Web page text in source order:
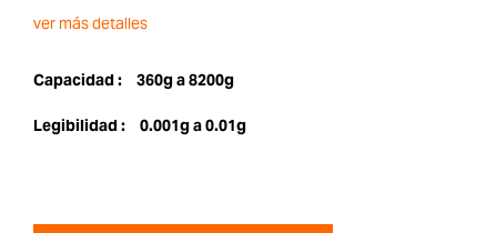
ver más detalles
Capacidad : 360g a 8200g
Legibilidad : 0.001g a 0.01g